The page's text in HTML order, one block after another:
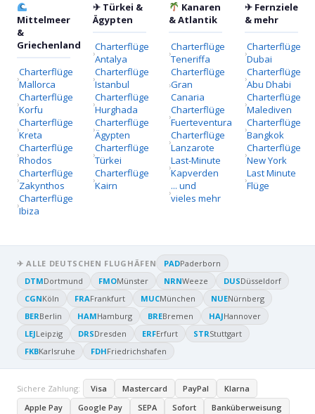
Mittelmeer
&
Griechenland
Charterflüge
Mallorca
Charterflüge
Korfu
Charterflüge
Kreta
Charterflüge
Rhodos
Charterflüge
Zakynthos
Charterflüge
Ibiza
✈ Türkei &
Ägypten
Charterflüge
Antalya
Charterflüge
Istanbul
Charterflüge
Hurghada
Charterflüge
Ägypten
Charterflüge
Türkei
Charterflüge
Kairn
Kanaren
& Atlantik
Charterflüge
Teneriffa
Charterflüge
Gran
Canaria
Charterflüge
Fuerteventura
Charterflüge
Lanzarote
Last-Minute
Kapverden
... und
vieles mehr
✈ Fernziele
& mehr
Charterflüge
Dubai
Charterflüge
Abu Dhabi
Charterflüge
Malediven
Charterflüge
Bangkok
Charterflüge
New York
Last Minute
Flüge
✈ ALLE DEUTSCHEN FLUGHÄFEN PADPaderborn
DTMDortmund FMOMünster NRNWeeze DUSDüsseldorf
CGNKöln FRAFrankfurt MUCMünchen NUENürnberg
BERBerlin HAMHamburg BREBremen HAJHannover
LEJLeipzig DRSDresden ERFErfurt STRStuttgart
FKBKarlsruhe FDHFriedrichshafen
Sichere Zahlung: Visa Mastercard PayPal
Klarna
Apple Pay
Google Pay SEPA Sofort Banküberweisung